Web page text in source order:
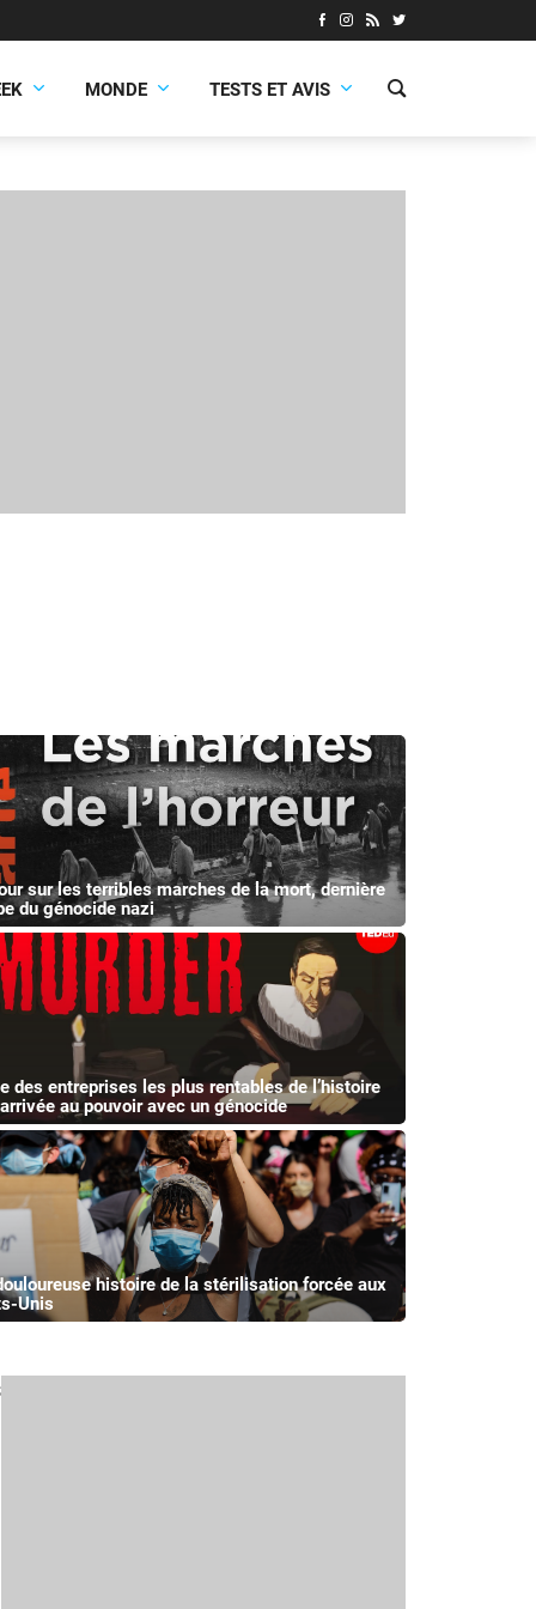
MONDE TESTS ET AVIS
sur les terribles marches de la mort, dernière
du génocide nazi
des entreprises les plus rentables de l’histoire
au pouvoir avec un génocide
histoire de la stérilisation forcée aux
Unis